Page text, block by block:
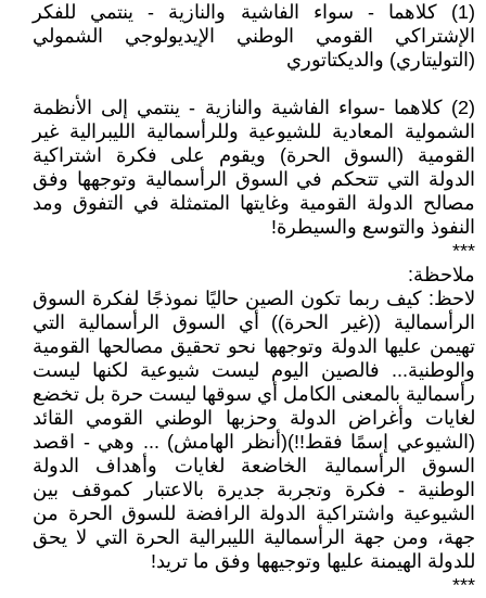
(1) كلاهما - سواء الفاشية والنازية - ينتمي للفكر
الإشتراكي القومي الوطني الإيديولوجي الشمولي
(التوليتاري) والديكتاتوري
(2) كلاهما -سواء الفاشية والنازية - ينتمي إلى الأنظمة
الشمولية المعادية للشيوعية وللرأسمالية الليبرالية غير
القومية (السوق الحرة) ويقوم على فكرة اشتراكية
الدولة التي تتحكم في السوق الرأسمالية وتوجهها وفق
مصالح الدولة القومية وغايتها المتمثلة في التفوق ومد
النفوذ والتوسع والسيطرة!
***
ملاحظة:
لاحظ: كيف ربما تكون الصين حاليًا نموذجًا لفكرة السوق
الرأسمالية ((غير الحرة)) أي السوق الرأسمالية التي
تهيمن عليها الدولة وتوجهها نحو تحقيق مصالحها القومية
والوطنية... فالصين اليوم ليست شيوعية لكنها ليست
رأسمالية بالمعنى الكامل أي سوقها ليست حرة بل تخضع
لغايات وأغراض الدولة وحزبها الوطني القومي القائد
(الشيوعي إسمًا فقط!!)(أنظر الهامش) ... وهي - اقصد
السوق الرأسمالية الخاضعة لغايات وأهداف الدولة
الوطنية - فكرة وتجربة جديرة بالاعتبار كموقف بين
الشيوعية واشتراكية الدولة الرافضة للسوق الحرة من
جهة، ومن جهة الرأسمالية الليبرالية الحرة التي لا يحق
للدولة الهيمنة عليها وتوجيهها وفق ما تريد!
***